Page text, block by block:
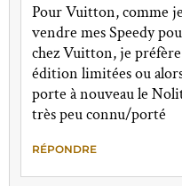
Pour Vuitton, comme
vendre mes Speedy
chez Vuitton, je
édition limitées ou
porte à nouveau le
très peu connu/porté
RÉPONDRE